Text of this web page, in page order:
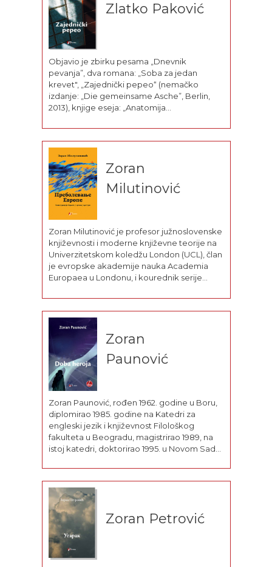
Zlatko Paković
Objavio je zbirku pesama „Dnevnik
pevanja”, dva romana: „Soba za jedan
krevet", „Zajednički pepeo“ (nemačko
izdanje: „Die gemeinsame Asche”, Berlin,
2013), knjige eseja: „Anatomija
savesti”, dramske komade: „Enciklopedija
živih", „Filosofija palanke", „Krleža ili što su
nama zastave i što smo mi zastavama, da
tako za njima plačemo", „Vox Dei -
građanska neposlušnost", „Papa Franjo se
hrva sa...
Zoran
Milutinović
Zoran Milutinović je profesor južnoslovenske
književnosti i moderne književne teorije na
Univerzitetskom koledžu London (UCL), član
je evropske akademije nauka Academia
Europaea u Londonu, i kourednik serije
Autor je pet knjiga od kojih je najnovija Bitka
za Prošlost. Ivo Andrić i bošnjački
nacionalizam...
Zoran
Paunović
Zoran Paunović, rođen 1962. godine u Boru,
diplomirao 1985. godine na Katedri za
engleski jezik i književnost Filološkog
fakulteta u Beogradu, magistrirao 1989, na
istoj katedri, doktorirao 1995. u Novom Sadu.
englesku književnost 19. i 20. veka na
Filozofskom fakultetu u Novom Sadu i
Filološkom...
Zoran Petrović